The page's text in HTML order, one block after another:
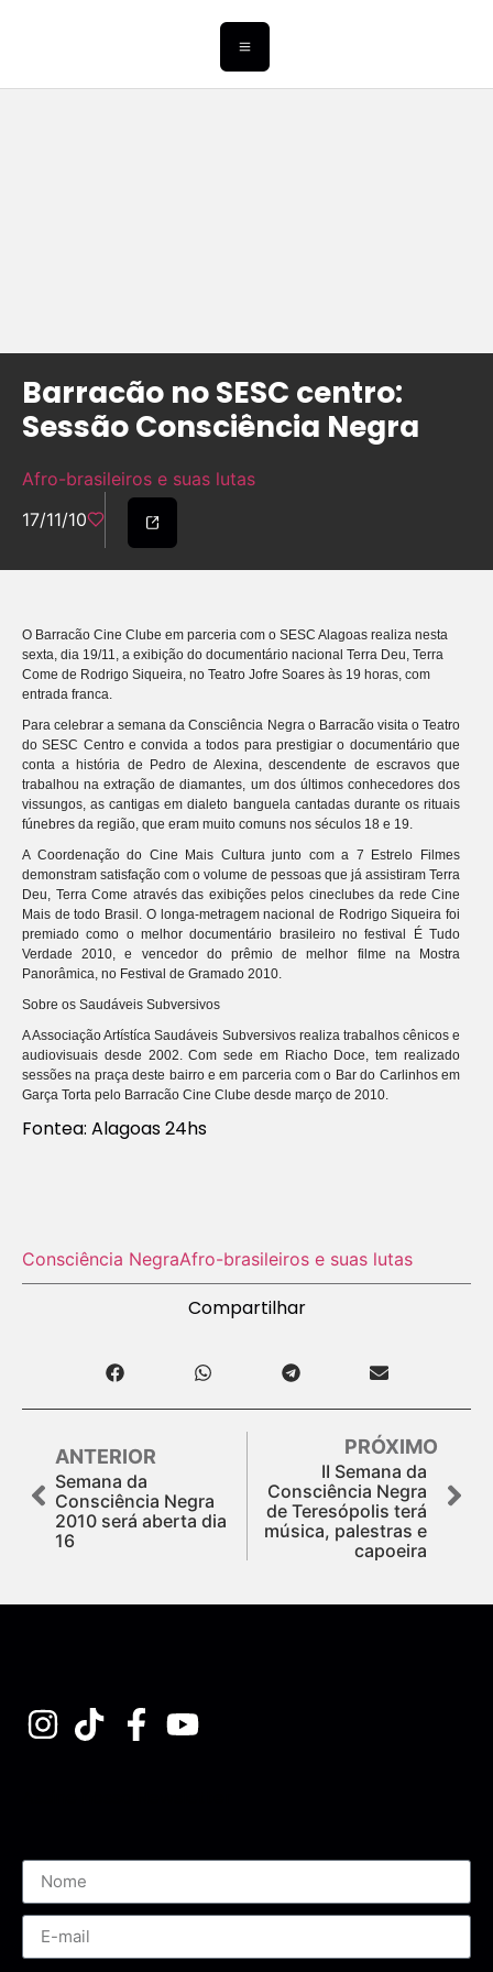
Barracão no SESC centro:
Sessão Consciência Negra
Afro-brasileiros e suas lutas
17/11/10
O Barracão Cine Clube em parceria com o SESC Alagoas realiza nesta
sexta, dia 19/11, a exibição do documentário nacional Terra Deu, Terra
Come de Rodrigo Siqueira, no Teatro Jofre Soares às 19 horas, com
entrada franca.
Para celebrar a semana da Consciência Negra o Barracão visita o Teatro
do SESC Centro e convida a todos para prestigiar o documentário que
conta a história de Pedro de Alexina, descendente de escravos que
trabalhou na extração de diamantes, um dos últimos conhecedores dos
vissungos, as cantigas em dialeto banguela cantadas durante os rituais
fúnebres da região, que eram muito comuns nos séculos 18 e 19.
A Coordenação do Cine Mais Cultura junto com a 7 Estrelo Filmes
demonstram satisfação com o volume de pessoas que já assistiram Terra
Deu, Terra Come através das exibições pelos cineclubes da rede Cine
Mais de todo Brasil. O longa-metragem nacional de Rodrigo Siqueira foi
premiado como o melhor documentário brasileiro no festival É Tudo
Verdade 2010, e vencedor do prêmio de melhor filme na Mostra
Panorâmica, no Festival de Gramado 2010.
Sobre os Saudáveis Subversivos
A Associação Artístíca Saudáveis Subversivos realiza trabalhos cênicos e
audiovisuais desde 2002. Com sede em Riacho Doce, tem realizado
sessões na praça deste bairro e em parceria com o Bar do Carlinhos em
Garça Torta pelo Barracão Cine Clube desde março de 2010.
Fontea: Alagoas 24hs
Consciência NegraAfro-brasileiros e suas lutas
Compartilhar
ANTERIOR
Semana da
Consciência Negra
2010 será aberta dia
16
PRÓXIMO
II Semana da
Consciência Negra
de Teresópolis terá
música, palestras e
capoeira